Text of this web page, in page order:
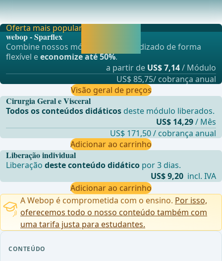
CONTEÚDO
Como a adesiólise requer uma exploração extensa de todo
o abdômen, o procedimento só pode ser reali
Liberação individual
Liberaçãodeste conteúdo didático por 3 dias.
US$ 9,20 incl. IVA
Adicionar ao carrinho
Oferta mais popular
webop - Sparflex
Combine nossos módulos de aprendizado de forma
flexível eeconomize até 50%.
a partir de US$ 7,14/ Módulo
US$ 85,75/ cobrança anual
Visão geral de preços
Cirurgia Geral e Visceral
Todos os conteúdos didáticos deste módulo liberados.
US$ 14,29/ Mês
US$ 171,50 / cobrança anual
Adicionar ao carrinho
A Webop é comprometida com o ensino. Por isso,
oferecemos todo o nosso conteúdo também com
uma tarifa justa para estudantes.